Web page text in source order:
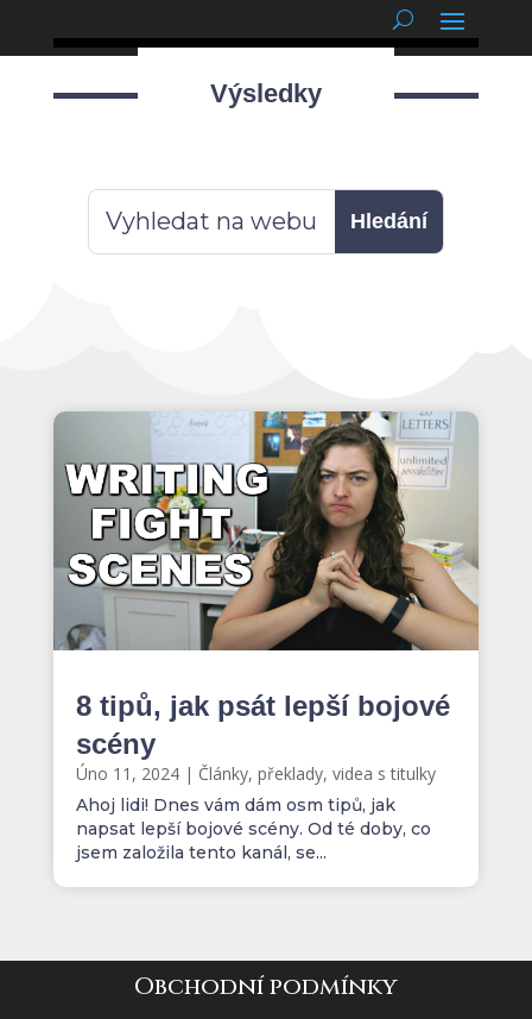
Výsledky
8 tipů, jak psát lepší bojové
scény
Úno 11, 2024| Články, překlady, videa s titulky
Ahoj lidi! Dnes vám dám osm tipů, jak
napsat lepší bojové scény. Od té doby, co
jsem založila tento kanál, se...
Obchodní podmínky